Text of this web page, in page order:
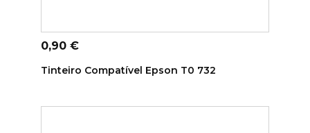
ADICIONAR AO CARRINHO
Preço
0,90 €
Tinteiro Compatível Epson T0 732